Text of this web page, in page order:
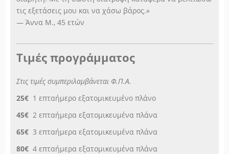
τις εξετάσεις μου και να χάσω βάρος.»
— Άννα Μ., 45 ετών
Τιμές προγράμματος
Στις τιμές συμπεριλαμβάνεται Φ.Π.Α.
25€ 1 επταήμερο εξατομικευμένο πλάνο
45€ 2 επταήμερα εξατομικευμένα πλάνα
65€ 3 επταήμερα εξατομικευμένα πλάνα
80€ 4 επταήμερα εξατομικευμένα πλάνα